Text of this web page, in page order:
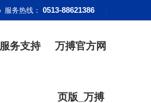
服务热线： 0513-88621386
服务支持 万搏官方网
页版_万搏